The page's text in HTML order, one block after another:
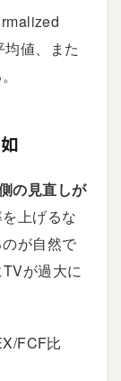
値、また
の見直しが
上げるな
が自然で
が過大に
FCF比